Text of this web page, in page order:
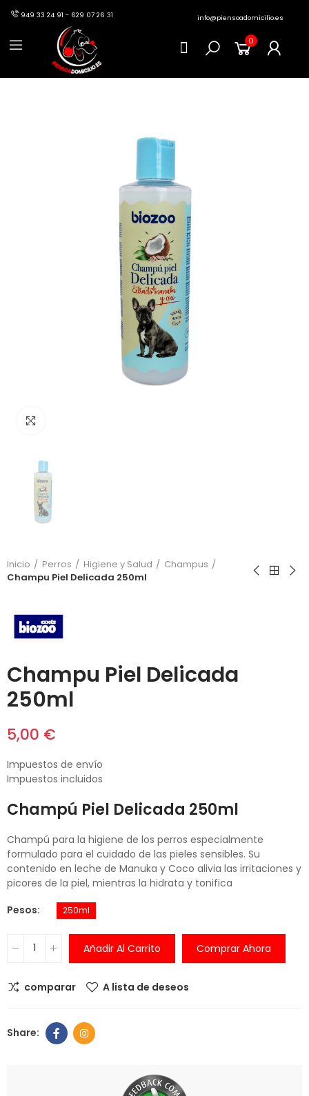
949 33 24 91 - 629 07 26 31 info@piensoadomicilio.es
0
Inicio Perros Higiene y Salud
Champus
Champu Piel Delicada 250ml
Champu Piel Delicada
250ml
5,00 €
Impuestos de envío
Impuestos incluidos
Champú Piel Delicada 250ml
Champú para la higiene de los perros especialmente
formulado para el cuidado de las pieles sensibles. Su
contenido en leche de Manuka y Coco alivia las irritaciones y
picores de la piel, mientras la hidrata y tonifica
Pesos
250ml
Añadir Al Carrito Comprar Ahora
comparar A lista de deseos